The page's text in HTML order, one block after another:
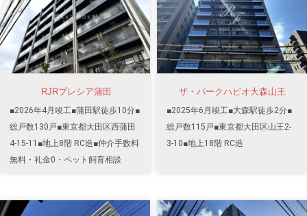
RJRプレシア蒲田
■2026年4月竣工■蒲田駅徒歩10分■
総戸数130戸■東京都大田区西蒲田
4-15-11■地上8階 RC造■仲介手数料
無料・礼金0・ペット飼育相談
ザ・パークハビオ大森山王
■2025年6月竣工■大森駅徒歩2分■
総戸数115戸■東京都大田区山王2-
3-10■地上18階 RC造